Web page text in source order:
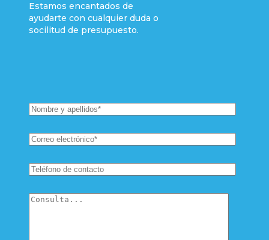
Estamos encantados de
ayudarte con cualquier duda o
socilitud de presupuesto.